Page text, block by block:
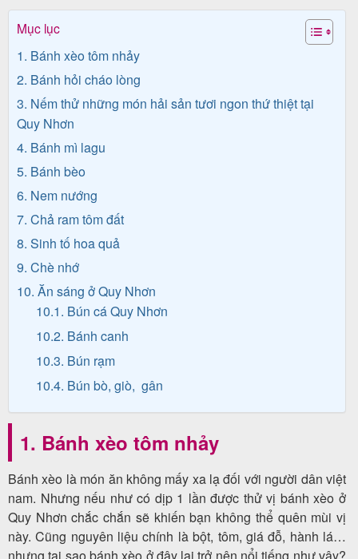
Lịch
khởi
hành
Tin
du
lịch
Về
Quy
Nhơn
Tourist
nhận
khách
hàng
Mục lục
1. Bánh xèo tôm nhảy
2. Bánh hỏi cháo lòng
3. Nếm thử những món hải sản tươi ngon thứ thiệt tại
Quy Nhơn
4. Bánh mì lagu
5. Bánh bèo
6. Nem nướng
7. Chả ram tôm đất
8. Sinh tố hoa quả
9. Chè nhớ
10. Ăn sáng ở Quy Nhơn
10.1. Bún cá Quy Nhơn
10.2. Bánh canh
10.3. Bún rạm
10.4. Bún bò, giò, gân
1. Bánh xèo tôm nhảy
Bánh xèo là món ăn không mấy xa lạ đối với người dân việt
nam. Nhưng nếu như có dịp 1 lần được thử vị bánh xèo ở
Quy Nhơn chắc chắn sẽ khiến bạn không thể quên mùi vị
này. Cũng nguyên liệu chính là bột, tôm, giá đỗ, hành lá…